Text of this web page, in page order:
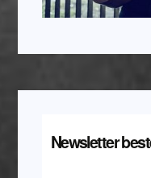
Newsletter